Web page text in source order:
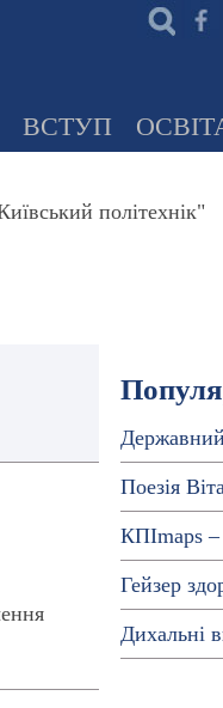
ВСТУП
політехнік"
Поезія
КПІmaps –
Гейзер
Дихальні